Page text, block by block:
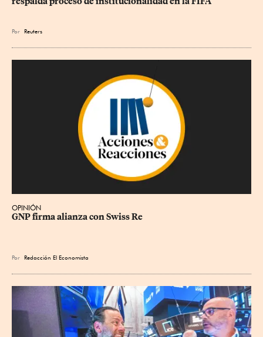
Por Reuters
OPINIÓN
GNP firma alianza con Swiss Re
Por Redacción El Economista